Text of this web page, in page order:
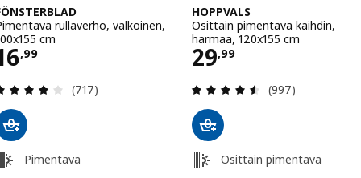
rullaverho, valkoinen,
cm
,99 16,99
Arvio: 3.8 / 5 tähteä. Arvostelut yhteensä:
(717)
Pimentävä
HOPPVALS
Osittain pimentävä kaihdin,
harmaa, 120x155 cm
29,99
Hinta 29,99
Arvio: 4.5 / 5
(997)
Osittain pimentävä